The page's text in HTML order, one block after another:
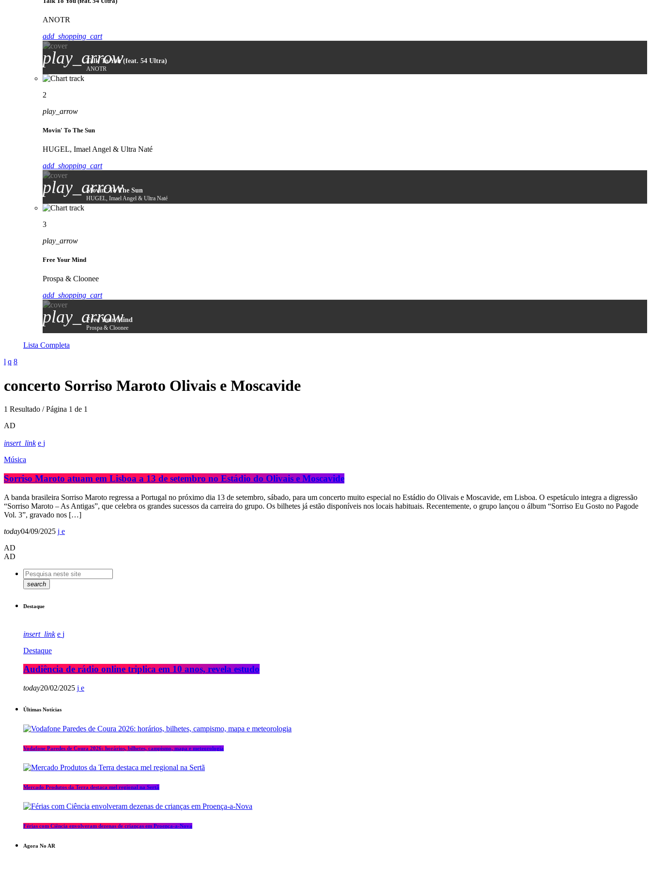
ANOTR
add_shopping_cart
play_arrowTalk To You (feat. 54 Ultra)
ANOTR
2
play_arrow
Movin' To The Sun
HUGEL, Imael Angel & Ultra Naté
add_shopping_cart
play_arrow
Movin' To The Sun
HUGEL, Imael Angel & Ultra Naté
3
play_arrow
Free Your Mind
Prospa & Cloonee
add_shopping_cart
play_arrow
Free Your Mind
Prospa & Cloonee
Lista Completa
concerto Sorriso Maroto Olivais e Moscavide
1 Resultado / Página 1 de 1
AD
insert_link
Música
Sorriso Maroto atuam em Lisboa a 13 de setembro no Estádio do Olivais e Moscavide
A banda brasileira Sorriso Maroto regressa a Portugal no próximo dia 13 de setembro, sábado, para um concerto muito especial no Estádio do Olivais e Moscavide, em Lisboa. O espetáculo integra a digressão
“Sorriso Maroto – As Antigas”, que celebra os grandes sucessos da carreira do grupo. Os bilhetes já estão disponíveis nos locais habituais. Recentemente, o grupo lançou o álbum “Sorriso Eu Gosto no Pagode
Vol. 3”, gravado nos […]
today04/09/2025
AD
AD
search
Destaque
insert_link
Destaque
Audiência de rádio online triplica em 10 anos, revela estudo
today20/02/2025
Últimas Notícias
Vodafone Paredes de Coura 2026: horários, bilhetes, campismo, mapa e meteorologia
Mercado Produtos da Terra destaca mel regional na Sertã
Férias com Ciência envolveram dezenas de crianças em Proença-a-Nova
Agora No AR